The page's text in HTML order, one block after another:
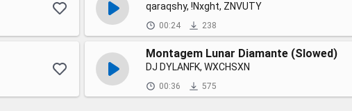
qaraqshy, !Nxght, ZNVUTY
00:24 238
Montagem Lunar Diamante (Slowed)
DJ DYLANFK, WXCHSXN
00:36 575